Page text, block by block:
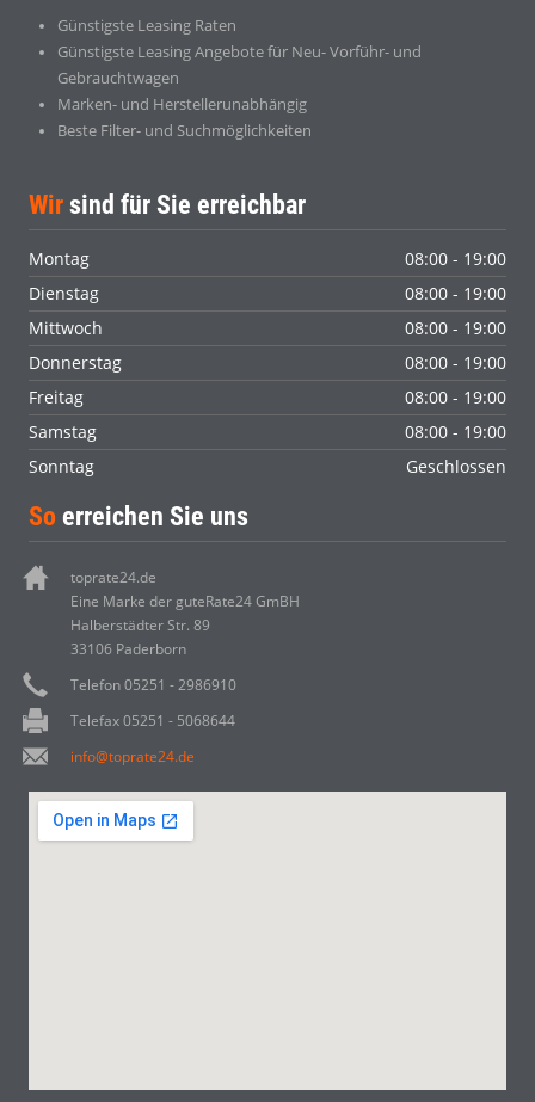
Günstigste Leasing Raten
Günstigste Leasing Angebote für Neu- Vorführ- und
Gebrauchtwagen
Marken- und Herstellerunabhängig
Beste Filter- und Suchmöglichkeiten
Wir sind für Sie erreichbar
Montag
08:00 - 19:00
Dienstag
08:00 - 19:00
Mittwoch
08:00 - 19:00
Donnerstag
08:00 - 19:00
Freitag
08:00 - 19:00
Samstag
08:00 - 19:00
Sonntag
Geschlossen
So erreichen Sie uns
toprate24.de
Eine Marke der guteRate24 GmBH
Halberstädter Str. 89
33106 Paderborn
Telefon 05251 - 2986910
Telefax 05251 - 5068644
info@toprate24.de